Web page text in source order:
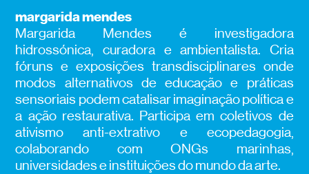
margarida mendes
Margarida Mendes é investigadora
hidrossónica, curadora e ambientalista. Cria
fóruns e exposições transdisciplinares onde
modos alternativos de educação e práticas
sensoriais podem catalisar imaginação política e
a ação restaurativa. Participa em coletivos de
ativismo anti-extrativo e ecopedagogia,
colaborando com ONGs marinhas,
universidades e instituições do mundo da arte.